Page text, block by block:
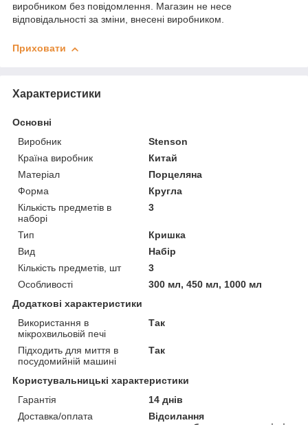
виробником без повідомлення. Магазин не несе
відповідальності за зміни, внесені виробником.
Приховати
Характеристики
Основні
Виробник
Stenson
Країна виробник
Китай
Матеріал
Порцеляна
Форма
Кругла
Кількість предметів в
наборі
3
Тип
Кришка
Вид
Набір
Кількість предметів, шт
3
Особливості
300 мл, 450 мл, 1000 мл
Додаткові характеристики
Використання в
мікрохвильовій печі
Так
Підходить для миття в
посудомийній машині
Так
Користувальницькі характеристики
Гарантія
14 днів
Доставка/оплата
Відсилання